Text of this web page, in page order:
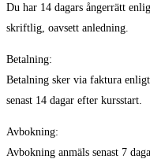
Du har 14 dagars ångerrätt
skriftlig, oavsett anledning.
Betalning:
Betalning sker via faktura
senast 14 dagar efter kursstart.
Avbokning:
Avbokning anmäls senast 7